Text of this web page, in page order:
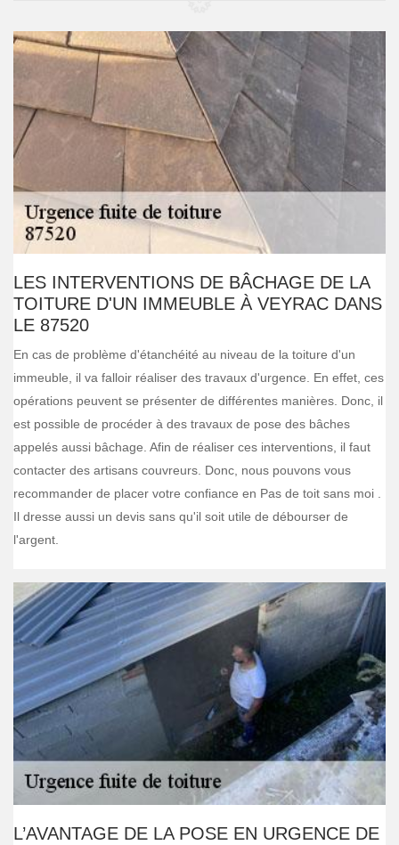
LES INTERVENTIONS DE BÂCHAGE DE LA
TOITURE D'UN IMMEUBLE À VEYRAC DANS
LE 87520
En cas de problème d'étanchéité au niveau de la toiture d'un
immeuble, il va falloir réaliser des travaux d'urgence. En effet, ces
opérations peuvent se présenter de différentes manières. Donc, il
est possible de procéder à des travaux de pose des bâches
appelés aussi bâchage. Afin de réaliser ces interventions, il faut
contacter des artisans couvreurs. Donc, nous pouvons vous
recommander de placer votre confiance en Pas de toit sans moi .
Il dresse aussi un devis sans qu'il soit utile de débourser de
l'argent.
L’AVANTAGE DE LA POSE EN URGENCE DE